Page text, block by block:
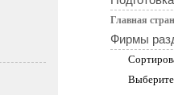
Главная
Фирмы